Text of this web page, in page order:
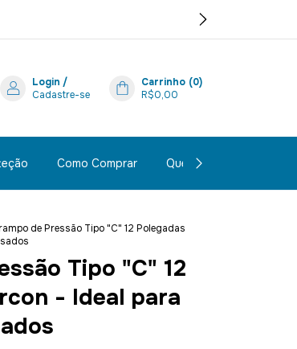
Login /
Cadastre-se
Carrinho (0)
R$0,00
Como Comprar Quem Somos
de Pressão Tipo "C" 12 Polegadas
Tipo "C" 12
- Ideal para